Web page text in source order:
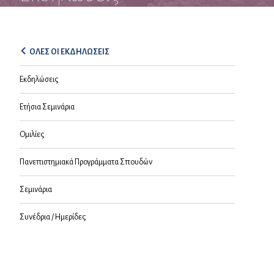
ΟΛΕΣ ΟΙ ΕΚΔΗΛΩΣΕΙΣ
Εκδηλώσεις
Ετήσια Σεμινάρια
Ομιλίες
Πανεπιστημιακά Προγράμματα Σπουδών
Σεμινάρια
Συνέδρια / Ημερίδες